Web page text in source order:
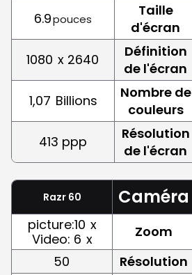
6.9pouces
Taille
d'écran
1080 x 2640
Définition
de l'écran
1,07 Billions
Nombre de
couleurs
413 ppp
Résolution
de l'écran
Razr 60 Caméra
picture:10 x
Video: 6 x Zoom
50
Résolution